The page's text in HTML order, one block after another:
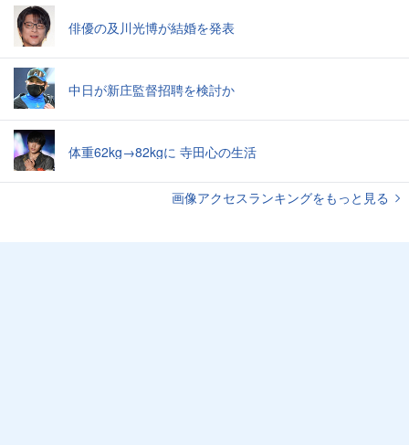
俳優の及川光博が結婚を発表
中日が新庄監督招聘を検討か
体重62kg→82kgに 寺田心の生活
画像アクセスランキングをもっと見る